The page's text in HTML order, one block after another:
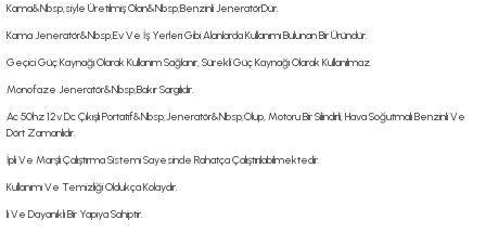
Kama&Nbsp;siyle Üretilmiş Olan&Nbsp;Benzinli JeneratörDür.
Kama Jeneratör&Nbsp;Ev Ve İş Yerleri Gibi Alanlarda Kullanımı Bulunan Bir Üründür.
Geçici Güç Kaynağı Olarak Kullanım Sağlanır, Sürekli Güç Kaynağı Olarak Kullanılmaz.
Monofaze Jeneratör&Nbsp;Bakır Sargılıdır.
Ac 50hz 12v Dc Çıkışlı Portatif&Nbsp;Jeneratör&Nbsp;Olup, Motoru Bir Silindirli, Hava Soğutmalı Benzinli Ve
Dört Zamanlıdır.
İpli Ve Marşlı Çalıştırma Sistemi Sayesinde Rahatça Çalıştırılabilmektedir.
Kullanımı Ve Temizliği Oldukça Kolaydır.
li Ve Dayanıklı Bir Yapıya Sahiptir.